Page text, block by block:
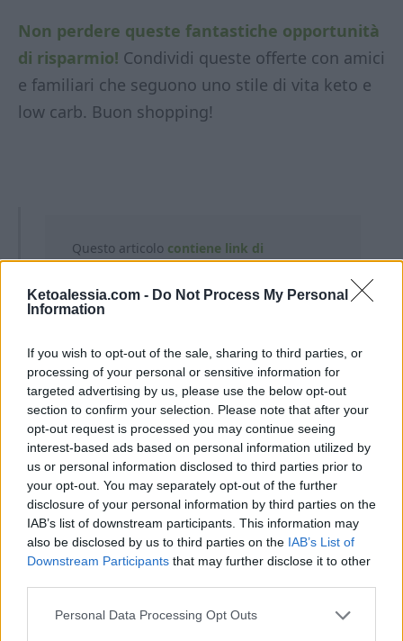
Ketoalessia.com - Do Not Process My Personal
Information
If you wish to opt-out of the sale, sharing to third parties, or
processing of your personal or sensitive information for
targeted advertising by us, please use the below opt-out
section to confirm your selection. Please note that after your
opt-out request is processed you may continue seeing
interest-based ads based on personal information utilized by
us or personal information disclosed to third parties prior to
your opt-out. You may separately opt-out of the further
disclosure of your personal information by third parties on the
IAB’s list of downstream participants. This information may
also be disclosed by us to third parties on the IAB’s List of
Downstream Participants that may further disclose it to other
Personal Data Processing Opt Outs
Non perdere queste fantastiche opportunità
di risparmio! Condividi queste offerte con amici
e familiari che seguono uno stile di vita keto e
low carb. Buon shopping!
Questo articolo contiene link di
Amazon, guadagno una piccola
commissione dagli acquisti idonei.
associate alla gestione di questo sito. Per
te non ci sono costi aggiuntivi.
Ti lascio alla ricetta completa!